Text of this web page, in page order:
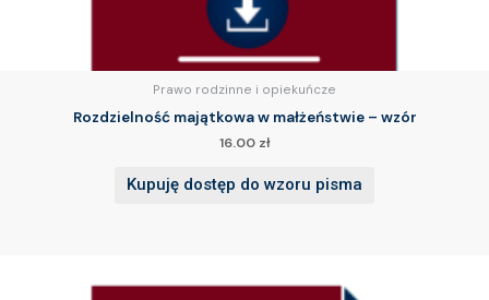
Prawo rodzinne i opiekuńcze
Rozdzielność majątkowa w małżeństwie – wzór
16.00 zł
Kupuję dostęp do wzoru pisma